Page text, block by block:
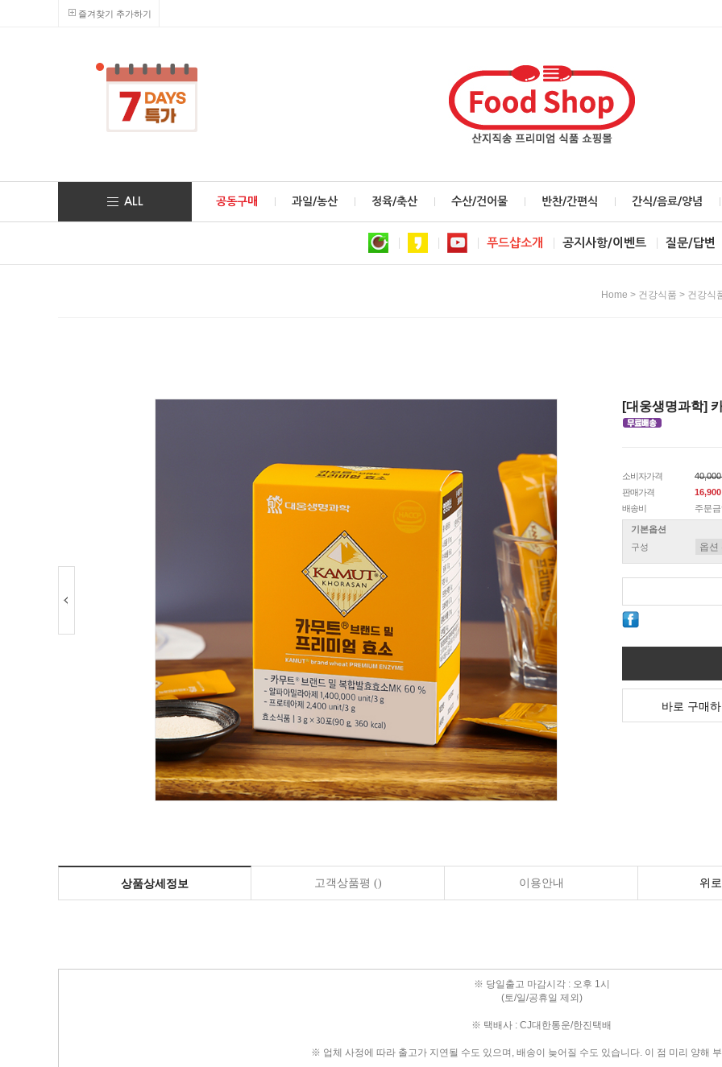
즐겨찾기 추가하기
ALL 공동구매 과일/농산 정육/축산 수산/건어물 반찬/간편식 간식/음료/양념
푸드샵소개 공지사항/이벤트 질문/답변
Home > 건강식품 > 건강식
[대웅생명과학]
소비자가격
판매가격
배송비
주문
기본옵션
구성
바로 구매
상품상세정보 고객상품평 () 이용안내 위
※ 당일출고 마감시각 : 오후 1시
(토/일/공휴일 제외)
※ 택배사 : CJ대한통운/한진택배
※ 업체 사정에 따라 출고가 지연될 수도 있으며, 배송이 늦어질 수도 있습니다. 이 점 미리 양해